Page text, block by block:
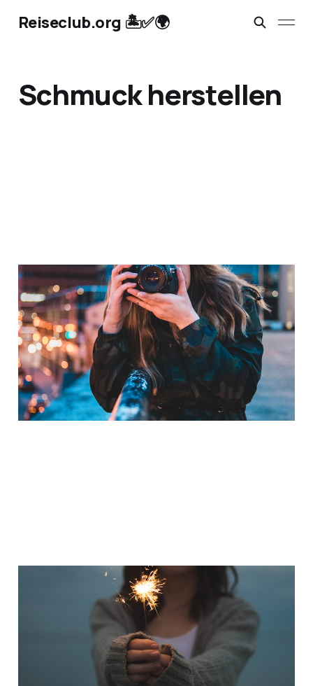
Reiseclub.org 🏝️✅🌍
Schmuck herstellen
Erlebnisse schenken:
Kunst, Kultur und
Lifestyle! 🎨📸✨
9. Nov. 20253 min read
Geschenkideen 💎für
Frauen
3 min read